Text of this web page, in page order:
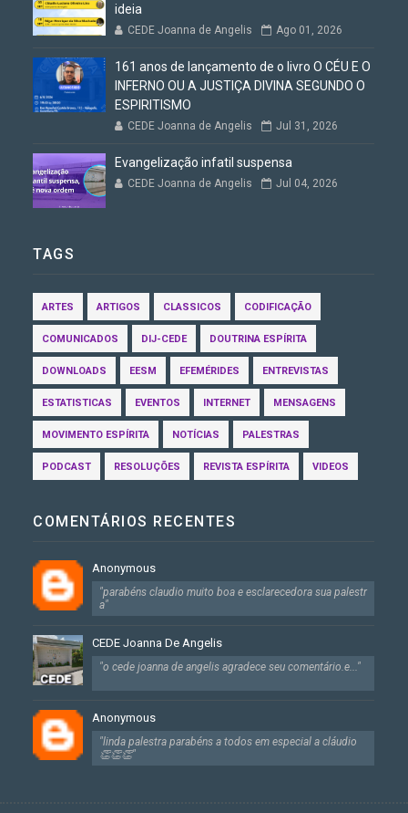
ideia
CEDE Joanna de Angelis Ago 01, 2026
161 anos de lançamento de o livro O CÉU E O
INFERNO OU A JUSTIÇA DIVINA SEGUNDO O
ESPIRITISMO
CEDE Joanna de Angelis Jul 31, 2026
Evangelização infatil suspensa
CEDE Joanna de Angelis Jul 04, 2026
TAGS
ARTES ARTIGOS CLASSICOS CODIFICAÇÃO
COMUNICADOS DIJ-CEDE DOUTRINA ESPÍRITA
DOWNLOADS EESM EFEMÉRIDES ENTREVISTAS
ESTATISTICAS EVENTOS INTERNET MENSAGENS
MOVIMENTO ESPÍRITA NOTÍCIAS PALESTRAS
PODCAST RESOLUÇÕES REVISTA ESPÍRITA VIDEOS
COMENTÁRIOS RECENTES
Anonymous
"parabéns claudio muito boa e esclarecedora sua palestr
a"
CEDE Joanna De Angelis
"o cede joanna de angelis agradece seu comentário.e..."
Anonymous
"linda palestra parabéns a todos em especial a cláudio
👏👏👏"